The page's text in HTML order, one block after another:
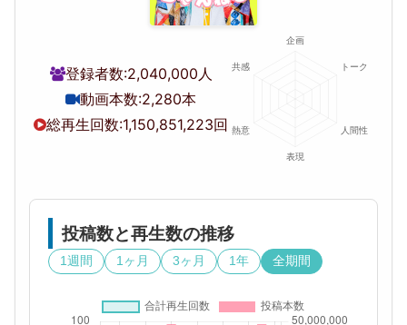
登録者数:2,040,000人
動画本数:2,280本
総再生回数:1,150,851,223回
投稿数と再生数の推移
1週間 1ヶ月 3ヶ月 1年 全期間